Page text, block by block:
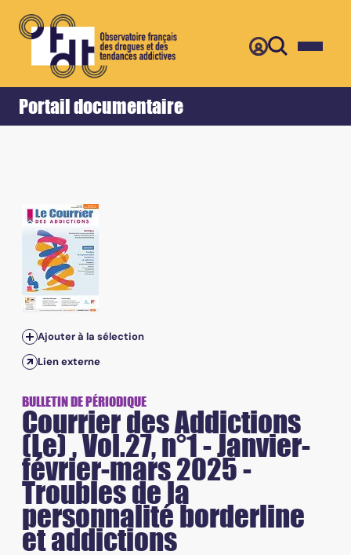
Portail documentaire
Accueil Retour
Vol.27, n°1 - Janvier-février-mars 2025 - Troubles de la
Ajouter à la sélection
Lien externe
BULLETIN DE PÉRIODIQUE
Courrier des Addictions
(Le) , Vol.27, n°1 - Janvier-
février-mars 2025 -
Troubles de la
personnalité borderline
et addictions